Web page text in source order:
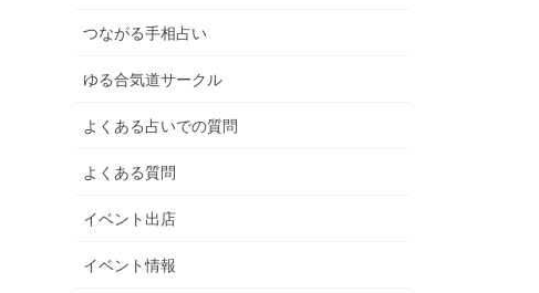
つながる手相占い
ゆる合気道サークル
よくある占いでの質問
よくある質問
イベント出店
イベント情報